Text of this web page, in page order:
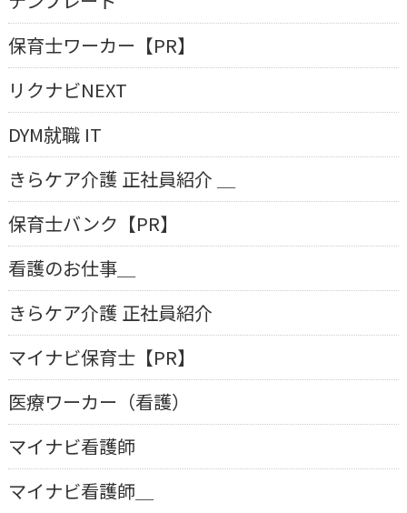
保育士ワーカー【PR】
リクナビNEXT
DYM就職 IT
きらケア介護 正社員紹介 ＿
保育士バンク【PR】
看護のお仕事＿
きらケア介護 正社員紹介
マイナビ保育士【PR】
医療ワーカー（看護）
マイナビ看護師
マイナビ看護師＿